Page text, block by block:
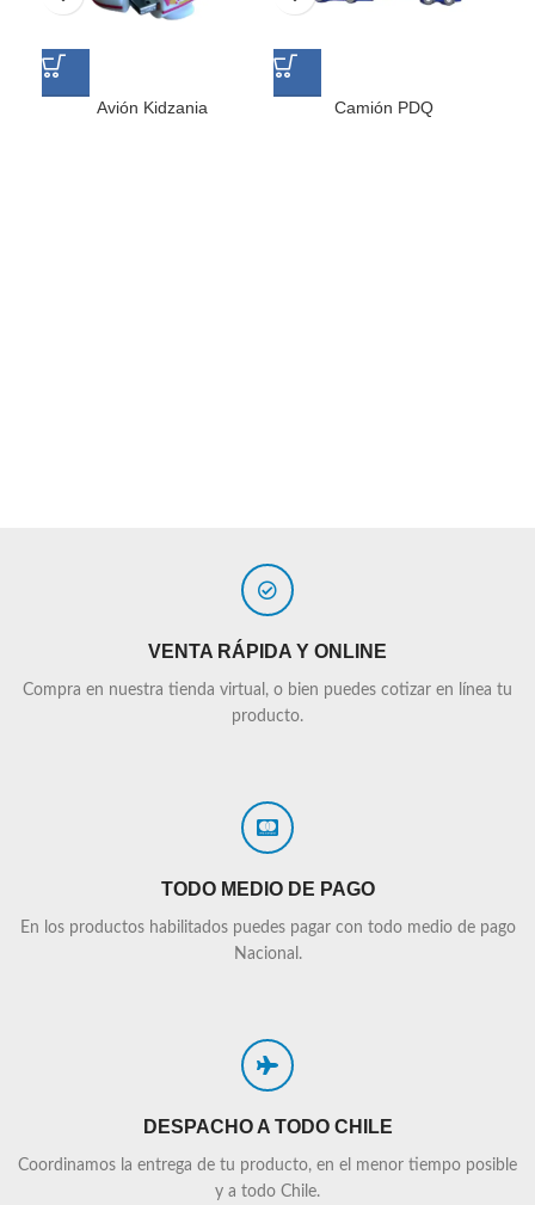
Avión Kidzania Camión PDQ
VENTA RÁPIDA Y ONLINE
Compra en nuestra tienda virtual, o bien puedes cotizar en línea tu
producto.
TODO MEDIO DE PAGO
En los productos habilitados puedes pagar con todo medio de pago
Nacional.
DESPACHO A TODO CHILE
Coordinamos la entrega de tu producto, en el menor tiempo posible
y a todo Chile.